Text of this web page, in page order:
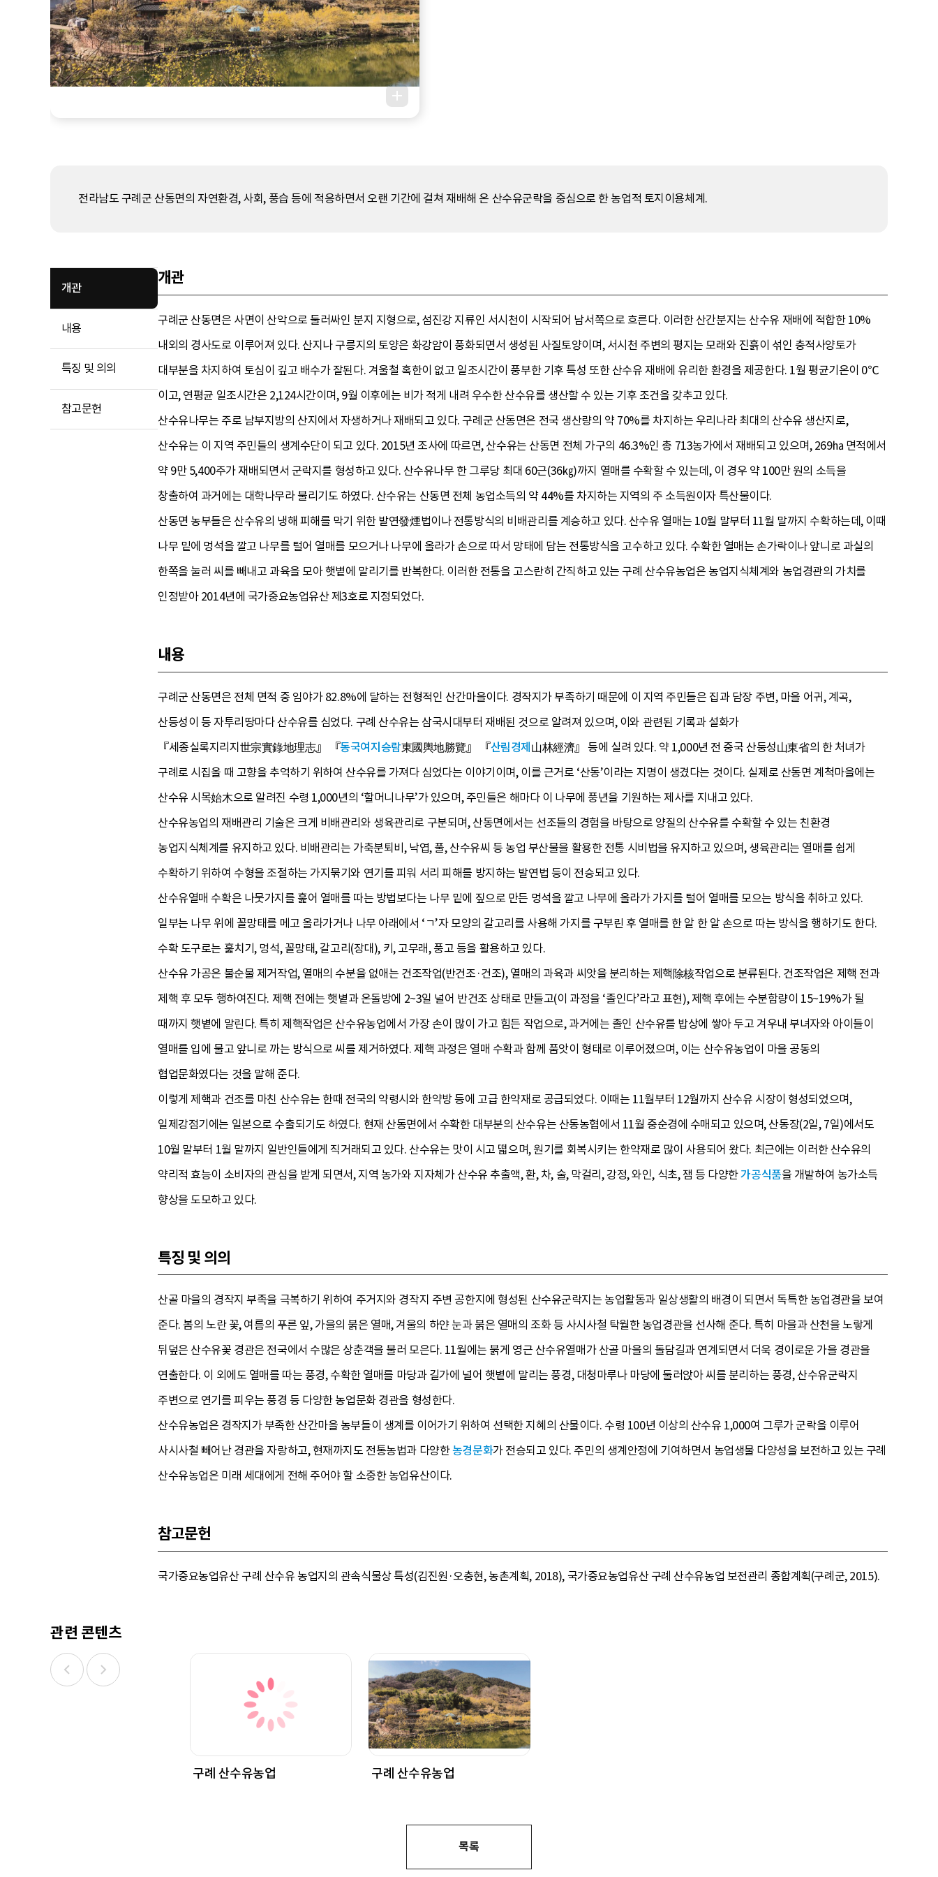
전라남도 구례군 산동면의 자연환경, 사회, 풍습 등에 적응하면서 오랜 기간에 걸쳐 재배해 온 산수유군락을 중심으로 한 농업적 토지이용체계.
개관
내용
특징 및 의의
참고문헌
개관
구례군 산동면은 사면이 산악으로 둘러싸인 분지 지형으로, 섬진강 지류인 서시천이 시작되어 남서쪽으로 흐른다. 이러한 산간분지는 산수유 재배에 적합한 10%
내외의 경사도로 이루어져 있다. 산지나 구릉지의 토양은 화강암이 풍화되면서 생성된 사질토양이며, 서시천 주변의 평지는 모래와 진흙이 섞인 충적사양토가
대부분을 차지하여 토심이 깊고 배수가 잘된다. 겨울철 혹한이 없고 일조시간이 풍부한 기후 특성 또한 산수유 재배에 유리한 환경을 제공한다. 1월 평균기온이 0℃
이고, 연평균 일조시간은 2,124시간이며, 9월 이후에는 비가 적게 내려 우수한 산수유를 생산할 수 있는 기후 조건을 갖추고 있다.
산수유나무는 주로 남부지방의 산지에서 자생하거나 재배되고 있다. 구례군 산동면은 전국 생산량의 약 70%를 차지하는 우리나라 최대의 산수유 생산지로,
산수유는 이 지역 주민들의 생계수단이 되고 있다. 2015년 조사에 따르면, 산수유는 산동면 전체 가구의 46.3%인 총 713농가에서 재배되고 있으며, 269㏊ 면적에서
약 9만 5,400주가 재배되면서 군락지를 형성하고 있다. 산수유나무 한 그루당 최대 60근(36㎏)까지 열매를 수확할 수 있는데, 이 경우 약 100만 원의 소득을
창출하여 과거에는 대학나무라 불리기도 하였다. 산수유는 산동면 전체 농업소득의 약 44%를 차지하는 지역의 주 소득원이자 특산물이다.
산동면 농부들은 산수유의 냉해 피해를 막기 위한 발연發煙법이나 전통방식의 비배관리를 계승하고 있다. 산수유 열매는 10월 말부터 11월 말까지 수확하는데, 이때
나무 밑에 멍석을 깔고 나무를 털어 열매를 모으거나 나무에 올라가 손으로 따서 망태에 담는 전통방식을 고수하고 있다. 수확한 열매는 손가락이나 앞니로 과실의
한쪽을 눌러 씨를 빼내고 과육을 모아 햇볕에 말리기를 반복한다. 이러한 전통을 고스란히 간직하고 있는 구례 산수유농업은 농업지식체계와 농업경관의 가치를
인정받아 2014년에 국가중요농업유산 제3호로 지정되었다.
내용
구례군 산동면은 전체 면적 중 임야가 82.8%에 달하는 전형적인 산간마을이다. 경작지가 부족하기 때문에 이 지역 주민들은 집과 담장 주변, 마을 어귀, 계곡,
산등성이 등 자투리땅마다 산수유를 심었다. 구례 산수유는 삼국시대부터 재배된 것으로 알려져 있으며, 이와 관련된 기록과 설화가
『세종실록지리지世宗實錄地理志』 『동국여지승람東國輿地勝覽』 『산림경제山林經濟』 등에 실려 있다. 약 1,000년 전 중국 산둥성山東省의 한 처녀가
구례로 시집올 때 고향을 추억하기 위하여 산수유를 가져다 심었다는 이야기이며, 이를 근거로 ‘산동’이라는 지명이 생겼다는 것이다. 실제로 산동면 계척마을에는
산수유 시목始木으로 알려진 수령 1,000년의 ‘할머니나무’가 있으며, 주민들은 해마다 이 나무에 풍년을 기원하는 제사를 지내고 있다.
산수유농업의 재배관리 기술은 크게 비배관리와 생육관리로 구분되며, 산동면에서는 선조들의 경험을 바탕으로 양질의 산수유를 수확할 수 있는 친환경
농업지식체계를 유지하고 있다. 비배관리는 가축분퇴비, 낙엽, 풀, 산수유씨 등 농업 부산물을 활용한 전통 시비법을 유지하고 있으며, 생육관리는 열매를 쉽게
수확하기 위하여 수형을 조절하는 가지묶기와 연기를 피워 서리 피해를 방지하는 발연법 등이 전승되고 있다.
산수유열매 수확은 나뭇가지를 훑어 열매를 따는 방법보다는 나무 밑에 짚으로 만든 멍석을 깔고 나무에 올라가 가지를 털어 열매를 모으는 방식을 취하고 있다.
일부는 나무 위에 꼴망태를 메고 올라가거나 나무 아래에서 ‘ㄱ’자 모양의 갈고리를 사용해 가지를 구부린 후 열매를 한 알 한 알 손으로 따는 방식을 행하기도 한다.
수확 도구로는 훑치기, 멍석, 꼴망태, 갈고리(장대), 키, 고무래, 풍고 등을 활용하고 있다.
산수유 가공은 불순물 제거작업, 열매의 수분을 없애는 건조작업(반건조·건조), 열매의 과육과 씨앗을 분리하는 제핵除核작업으로 분류된다. 건조작업은 제핵 전과
제핵 후 모두 행하여진다. 제핵 전에는 햇볕과 온돌방에 2~3일 널어 반건조 상태로 만들고(이 과정을 ‘졸인다’라고 표현), 제핵 후에는 수분함량이 15~19%가 될
때까지 햇볕에 말린다. 특히 제핵작업은 산수유농업에서 가장 손이 많이 가고 힘든 작업으로, 과거에는 졸인 산수유를 밥상에 쌓아 두고 겨우내 부녀자와 아이들이
열매를 입에 물고 앞니로 까는 방식으로 씨를 제거하였다. 제핵 과정은 열매 수확과 함께 품앗이 형태로 이루어졌으며, 이는 산수유농업이 마을 공동의
협업문화였다는 것을 말해 준다.
이렇게 제핵과 건조를 마친 산수유는 한때 전국의 약령시와 한약방 등에 고급 한약재로 공급되었다. 이때는 11월부터 12월까지 산수유 시장이 형성되었으며,
일제강점기에는 일본으로 수출되기도 하였다. 현재 산동면에서 수확한 대부분의 산수유는 산동농협에서 11월 중순경에 수매되고 있으며, 산동장(2일, 7일)에서도
10월 말부터 1월 말까지 일반인들에게 직거래되고 있다. 산수유는 맛이 시고 떫으며, 원기를 회복시키는 한약재로 많이 사용되어 왔다. 최근에는 이러한 산수유의
약리적 효능이 소비자의 관심을 받게 되면서, 지역 농가와 지자체가 산수유 추출액, 환, 차, 술, 막걸리, 강정, 와인, 식초, 잼 등 다양한가공식품을 개발하여 농가소득
향상을 도모하고 있다.
특징 및 의의
산골 마을의 경작지 부족을 극복하기 위하여 주거지와 경작지 주변 공한지에 형성된 산수유군락지는 농업활동과 일상생활의 배경이 되면서 독특한 농업경관을 보여
준다. 봄의 노란 꽃, 여름의 푸른 잎, 가을의 붉은 열매, 겨울의 하얀 눈과 붉은 열매의 조화 등 사시사철 탁월한 농업경관을 선사해 준다. 특히 마을과 산천을 노랗게
뒤덮은 산수유꽃 경관은 전국에서 수많은 상춘객을 불러 모은다. 11월에는 붉게 영근 산수유열매가 산골 마을의 돌담길과 연계되면서 더욱 경이로운 가을 경관을
연출한다. 이 외에도 열매를 따는 풍경, 수확한 열매를 마당과 길가에 널어 햇볕에 말리는 풍경, 대청마루나 마당에 둘러앉아 씨를 분리하는 풍경, 산수유군락지
주변으로 연기를 피우는 풍경 등 다양한 농업문화 경관을 형성한다.
산수유농업은 경작지가 부족한 산간마을 농부들이 생계를 이어가기 위하여 선택한 지혜의 산물이다. 수령 100년 이상의 산수유 1,000여 그루가 군락을 이루어
사시사철 빼어난 경관을 자랑하고, 현재까지도 전통농법과 다양한농경문화가 전승되고 있다. 주민의 생계안정에 기여하면서 농업생물 다양성을 보전하고 있는 구례
산수유농업은 미래 세대에게 전해 주어야 할 소중한 농업유산이다.
참고문헌
국가중요농업유산 구례 산수유 농업지의 관속식물상 특성(김진원·오충현, 농촌계획, 2018), 국가중요농업유산 구례 산수유농업 보전관리 종합계획(구례군, 2015).
관련 콘텐츠
구례 산수유농업 구례 산수유농업
목록